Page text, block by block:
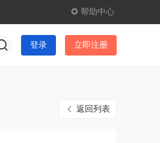
✪ 帮助中心
登录 立即注册
返回列表